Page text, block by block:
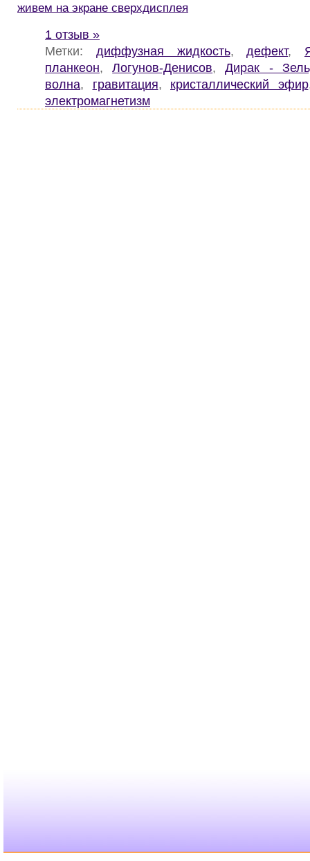
живем на экране сверхдисплея
1 отзыв »
Метки: диффузная жидкость,дефект,
планкеон,Логунов-Денисов,Дирак -
волна, гравитация, кристаллический эфир
электромагнетизм